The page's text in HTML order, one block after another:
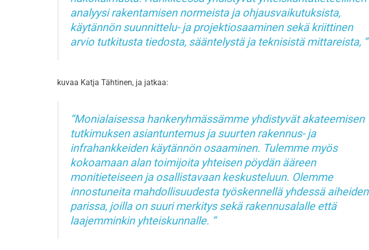
analyysi rakentamisen normeista ja ohjausvaikutuksista,
käytännön suunnittelu- ja projektiosaaminen sekä kriittinen
arvio tutkitusta tiedosta, sääntelystä ja teknisistä mittareista,
kuvaa Katja Tähtinen, ja jatkaa:
Monialaisessa hankeryhmässämme yhdistyvät akateemisen
tutkimuksen asiantuntemus ja suurten rakennus- ja
infrahankkeiden käytännön osaaminen. Tulemme myös
kokoamaan alan toimijoita yhteisen pöydän ääreen
monitieteiseen ja osallistavaan keskusteluun. Olemme
innostuneita mahdollisuudesta työskennellä yhdessä aiheiden
parissa, joilla on suuri merkitys sekä rakennusalalle että
laajemminkin yhteiskunnalle.